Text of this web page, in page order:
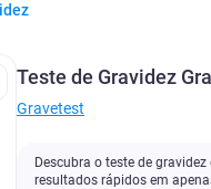
Teste de Gravidez
Gravetest
Descubra o teste de
resultados rápidos em